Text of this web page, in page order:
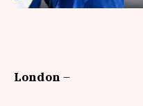
London –